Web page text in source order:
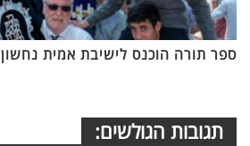
ספר תורה הוכנס לישיבת אמית נחשון
תגובות הגולשים: